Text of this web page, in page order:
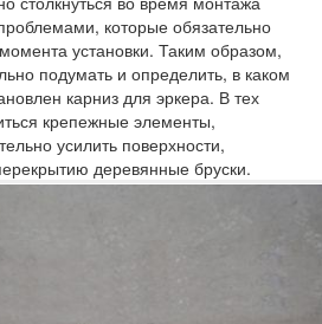
которые обязательно
установки. Таким образом,
подумать и определить, в каком
карниз для эркера. В тех
крепежные элементы,
усилить поверхности,
деревянные бруски.